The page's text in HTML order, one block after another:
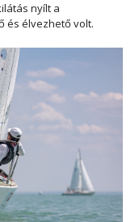
nyílt a
és élvezhető volt.